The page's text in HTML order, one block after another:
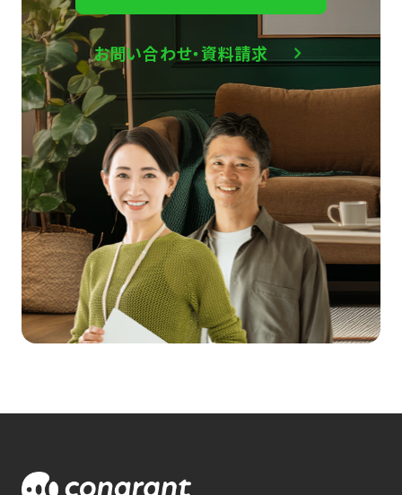
お問い合わせ・資料請求